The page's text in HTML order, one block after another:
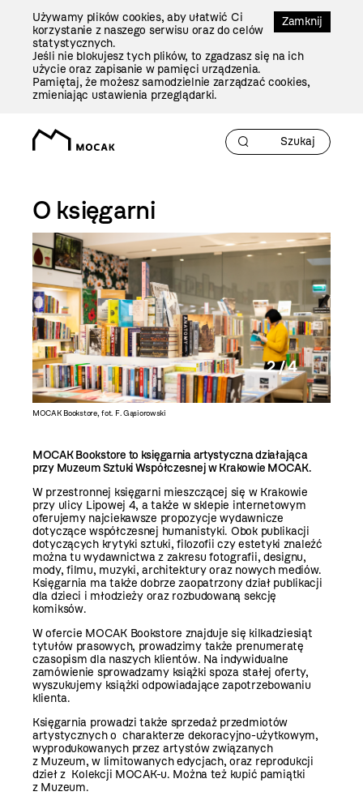
Zamknij
Używamy plików cookies, aby ułatwić Ci
korzystanie z naszego serwisu oraz do celów
statystycznych.
Jeśli nie blokujesz tych plików, to zgadzasz się na ich
użycie oraz zapisanie w pamięci urządzenia.
Pamiętaj, że możesz samodzielnie zarządzać cookies,
zmieniając ustawienia przeglądarki.
O księgarni
MOCAK Bookstore, fot. F. Gąsiorowski
2 / 4
MOCAK Bookstore to księgarnia artystyczna działająca
przy Muzeum Sztuki Współczesnej w Krakowie MOCAK.
W przestronnej księgarni mieszczącej się w Krakowie
przy ulicy Lipowej 4, a także w sklepie internetowym
oferujemy najciekawsze propozycje wydawnicze
dotyczące współczesnej humanistyki. Obok publikacji
dotyczących krytyki sztuki, filozofii czy estetyki znaleźć
można tu wydawnictwa z zakresu fotografii, designu,
mody, filmu, muzyki, architektury oraz nowych mediów.
Księgarnia ma także dobrze zaopatrzony dział publikacji
dla dzieci i młodzieży oraz rozbudowaną sekcję
komiksów.
W ofercie MOCAK Bookstore znajduje się kilkadziesiąt
tytułów prasowych, prowadzimy także prenumeratę
czasopism dla naszych klientów. Na indywidualne
zamówienie sprowadzamy książki spoza stałej oferty,
wyszukujemy książki odpowiadające zapotrzebowaniu
klienta.
Księgarnia prowadzi także sprzedaż przedmiotów
artystycznych o charakterze dekoracyjno-użytkowym,
wyprodukowanych przez artystów związanych
z Muzeum, w limitowanych edycjach, oraz reprodukcji
dzieł z Kolekcji MOCAK-u. Można też kupić pamiątki
z Muzeum.